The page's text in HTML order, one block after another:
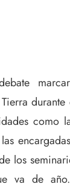
como
los
va de